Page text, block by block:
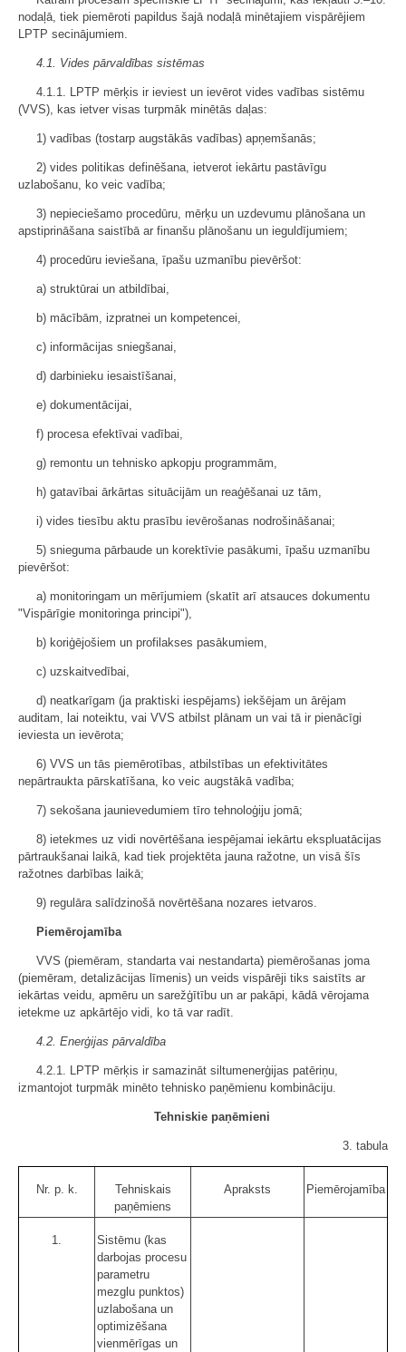
nodaļā, tiek piemēroti papildus šajā nodaļā minētajiem vispārējiem
LPTP secinājumiem.
4.1. Vides pārvaldības sistēmas
4.1.1. LPTP mērķis ir ieviest un ievērot vides vadības sistēmu
(VVS), kas ietver visas turpmāk minētās daļas:
1) vadības (tostarp augstākās vadības) apņemšanās;
2) vides politikas definēšana, ietverot iekārtu pastāvīgu
uzlabošanu, ko veic vadība;
3) nepieciešamo procedūru, mērķu un uzdevumu plānošana un
apstiprināšana saistībā ar finanšu plānošanu un ieguldījumiem;
4) procedūru ieviešana, īpašu uzmanību pievēršot:
a) struktūrai un atbildībai,
b) mācībām, izpratnei un kompetencei,
c) informācijas sniegšanai,
d) darbinieku iesaistīšanai,
e) dokumentācijai,
f) procesa efektīvai vadībai,
g) remontu un tehnisko apkopju programmām,
h) gatavībai ārkārtas situācijām un reaģēšanai uz tām,
i) vides tiesību aktu prasību ievērošanas nodrošināšanai;
5) snieguma pārbaude un korektīvie pasākumi, īpašu uzmanību
pievēršot:
a) monitoringam un mērījumiem (skatīt arī atsauces dokumentu
"Vispārīgie monitoringa principi"),
b) koriģējošiem un profilakses pasākumiem,
c) uzskaitvedībai,
d) neatkarīgam (ja praktiski iespējams) iekšējam un ārējam
auditam, lai noteiktu, vai VVS atbilst plānam un vai tā ir pienācīgi
ieviesta un ievērota;
6) VVS un tās piemērotības, atbilstības un efektivitātes
nepārtraukta pārskatīšana, ko veic augstākā vadība;
7) sekošana jaunievedumiem tīro tehnoloģiju jomā;
8) ietekmes uz vidi novērtēšana iespējamai iekārtu ekspluatācijas
pārtraukšanai laikā, kad tiek projektēta jauna ražotne, un visā šīs
ražotnes darbības laikā;
9) regulāra salīdzinošā novērtēšana nozares ietvaros.
Piemērojamība
VVS (piemēram, standarta vai nestandarta) piemērošanas joma
(piemēram, detalizācijas līmenis) un veids vispārēji tiks saistīts ar
iekārtas veidu, apmēru un sarežģītību un ar pakāpi, kādā vērojama
ietekme uz apkārtējo vidi, ko tā var radīt.
4.2. Enerģijas pārvaldība
4.2.1. LPTP mērķis ir samazināt siltumenerģijas patēriņu,
izmantojot turpmāk minēto tehnisko paņēmienu kombināciju.
Tehniskie paņēmieni
3. tabula
Nr. p. k.
Tehniskais
paņēmiens
Apraksts Piemērojamība
1.
Sistēmu (kas
darbojas procesu
parametru
mezglu punktos)
uzlabošana un
optimizēšana
vienmērīgas un